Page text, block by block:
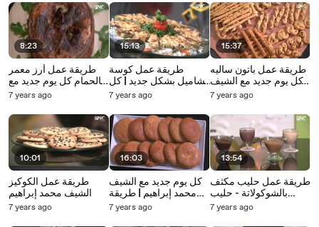
8:23
طريقة عمل أرز معمر
بالحمام كل يوم جديد مع
الشيف محمد إبراهيم
7 years ago
10:01
طريقة عمل الكوكيز
الشيف محمد إبراهيم
7 years ago
15:13
طريقة عمل كوسة
بشاميل بشكل جديد | كل
يوم جديد مع الشيف
7 years ago
16:03
كل يوم جديد مع الشيف
محمد إبراهيم | طريقة
عمل القرص الطرية
7 years ago
15:37
طريقة عمل باتون ساليه
كل يوم جديد مع الشيف
محمد إبراهيم
7 years ago
13:54
طريقة عمل حليب مكثف
بالشوكولاتة - حليب
مكثف بالكراميل | كل
7 years ago